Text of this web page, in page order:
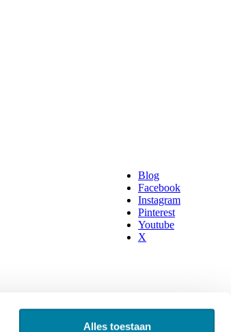
Alles toestaan
Blog
Facebook
Instagram
Pinterest
Youtube
X